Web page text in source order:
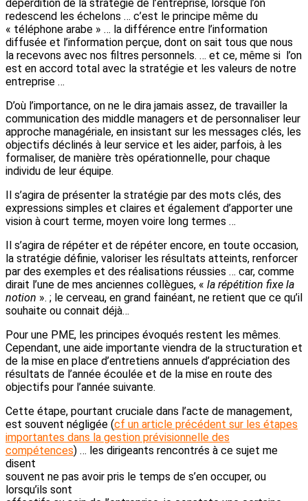
déperdition de la stratégie de l’entreprise, lorsque l’on
redescend les échelons … c’est le principe même du
« téléphone arabe » … la différence entre l’information
diffusée et l’information perçue, dont on sait tous que nous
la recevons avec nos filtres personnels. … et ce, même si l’on
est en accord total avec la stratégie et les valeurs de notre
entreprise …
D’où l’importance, on ne le dira jamais assez, de travailler la
communication des middle managers et de personnaliser leur
approche managériale, en insistant sur les messages clés, les
objectifs déclinés à leur service et les aider, parfois, à les
formaliser, de manière très opérationnelle, pour chaque
individu de leur équipe.
Il s’agira de présenter la stratégie par des mots clés, des
expressions simples et claires et également d’apporter une
vision à court terme, moyen voire long termes …
Il s’agira de répéter et de répéter encore, en toute occasion,
la stratégie définie, valoriser les résultats atteints, renforcer
par des exemples et des réalisations réussies … car, comme
dirait l’une de mes anciennes collègues, « la répétition fixe la
notion ». ; le cerveau, en grand fainéant, ne retient que ce qu’il
souhaite ou connait déjà…
Pour une PME, les principes évoqués restent les mêmes.
Cependant, une aide importante viendra de la structuration et
de la mise en place d’entretiens annuels d’appréciation des
résultats de l’année écoulée et de la mise en route des
objectifs pour l’année suivante.
Cette étape, pourtant cruciale dans l’acte de management,
est souvent négligée (cf un article précédent sur les étapes
importantes dans la gestion prévisionnelle des
compétences) … les dirigeants rencontrés à ce sujet me
disent
souvent ne pas avoir pris le temps de s’en occuper, ou
lorsqu’ils sont